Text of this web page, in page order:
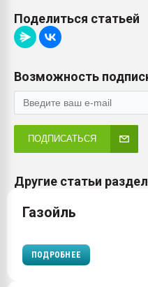
Поделиться статьей
Возможность
ПОДПИСАТЬСЯ
Другие статьи
Газойль
ПОДРОБНЕЕ